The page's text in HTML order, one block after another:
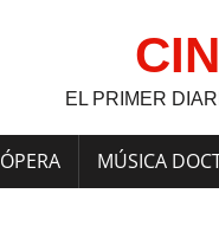
EL PRIMER
ÓPERA MÚSICA